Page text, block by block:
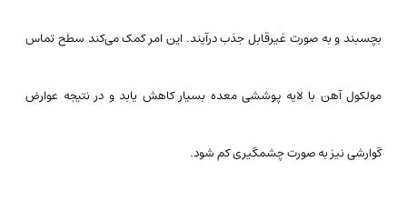
بچسبند و به صورت غیرقابل جذب درآیند. این امر کمک می‌کند سطح تماس
مولکول آهن با لایه پوششی معده بسیار کاهش یابد و در نتیجه عوارض
گوارشی نیز به صورت چشمگیری کم شود.